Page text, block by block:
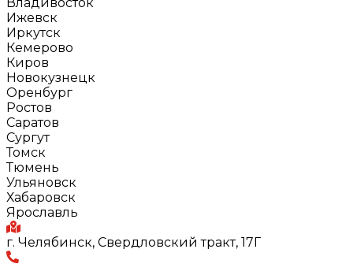
Ижевск
Иркутск
Кемерово
Киров
Новокузнецк
Оренбург
Ростов
Саратов
Сургут
Томск
Тюмень
Ульяновск
Хабаровск
Ярославль
г. Челябинск, Свердловский тракт, 17Г